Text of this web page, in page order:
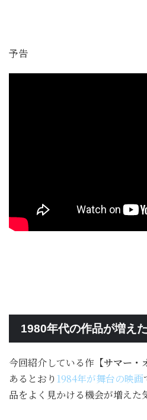
予告
1980年代の作品が増え
今回紹介している作 【サマー・
あるとおり 1984年が舞台の映画
品をよく見かける機会が増えた